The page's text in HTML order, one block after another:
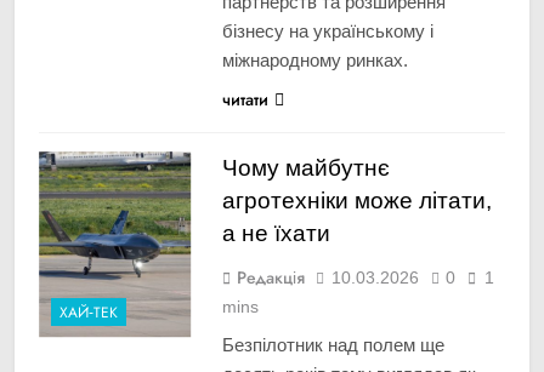
бізнесу на українському і
міжнародному ринках.
читати
ХАЙ-ТЕК
Чому майбутнє
агротехніки може літати,
а не їхати
Редакція 10.03.2026 0
1
mins
Безпілотник над полем ще